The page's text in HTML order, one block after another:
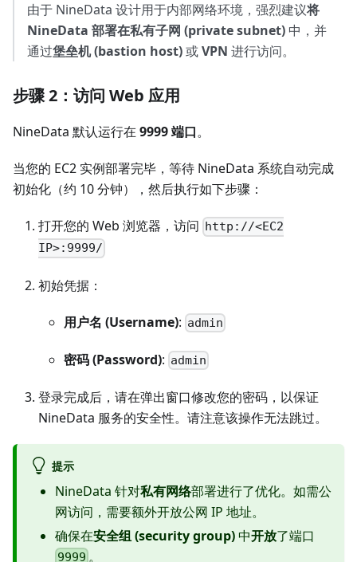
由于 NineData 设计用于内部网络环境，强烈建议将
NineData 部署在私有子网 (private subnet) 中，并
通过堡垒机 (bastion host)或VPN 进行访问。
步骤 2：访问 Web 应用
NineData 默认运行在 9999 端口。
当您的 EC2 实例部署完毕，等待 NineData 系统自动完成
初始化（约 10 分钟），然后执行如下步骤：
打开您的 Web 浏览器，访问 http://<EC2
IP>:9999/
初始凭据：
用户名 (Username): admin
密码 (Password): admin
登录完成后，请在弹出窗口修改您的密码，以保证
NineData 服务的安全性。请注意该操作无法跳过。
提示
NineData 针对私有网络部署进行了优化。如需公
网访问，需要额外开放公网 IP 地址。
确保在安全组 (security group)中开放了端口
9999 。